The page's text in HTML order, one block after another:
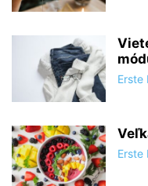
Erste
Erste